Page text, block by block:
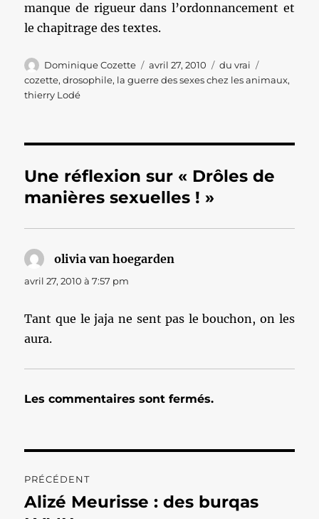
manque de rigueur dans l’ordonnancement et
le chapitrage des textes.
Auteur
Dominique Cozette
Publié
le
avril 27, 2010 Catégories
du vrai
cozette,drosophile, la guerre des sexes chez les animaux,
thierry Lodé
Une réflexion sur « Drôles de
manières sexuelles ! »
olivia van hoegarden
avril 27, 2010 à 7:57 pm
Tant que le jaja ne sent pas le bouchon, on les
aura.
Les commentaires sont fermés.
de
PRÉCÉDENT
Publication
Alizé Meurisse : des burqas